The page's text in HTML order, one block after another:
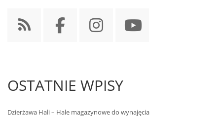
OSTATNIE WPISY
Dzierżawa Hali – Hale magazynowe do wynajęcia